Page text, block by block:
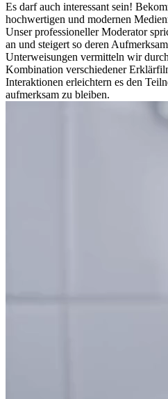
Es darf auch interessant sein!
hochwertigen und modernen
Unser professioneller Moderator
an und steigert so deren
Unterweisungen vermitteln wir
Kombination verschiedener
Interaktionen erleichtern es den
aufmerksam zu bleiben.